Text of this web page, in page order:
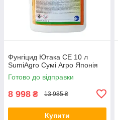
Фунгіцид Ютака СЕ 10 л
SumiAgro Сумі Агро Японія
Готово до відправки
8 998 ₴ 13 985 ₴
Купити